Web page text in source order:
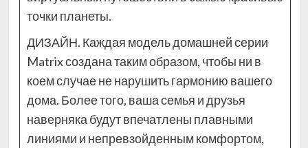
точки планеты.
ДИЗАЙН. Каждая модель домашней серии
Matrix создана таким образом, чтобы ни в
коем случае не нарушить гармонию вашего
дома. Более того, ваша семья и друзья
наверняка будут впечатлены плавными
линиями и непревзойденным комфортом,